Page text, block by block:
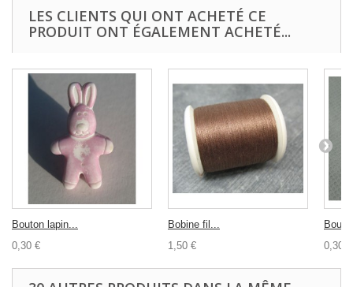
LES CLIENTS QUI ONT ACHETÉ CE
PRODUIT ONT ÉGALEMENT ACHETÉ...
Bouton lapin...
0,30 €
Bobine fil...
1,50 €
0,30 €